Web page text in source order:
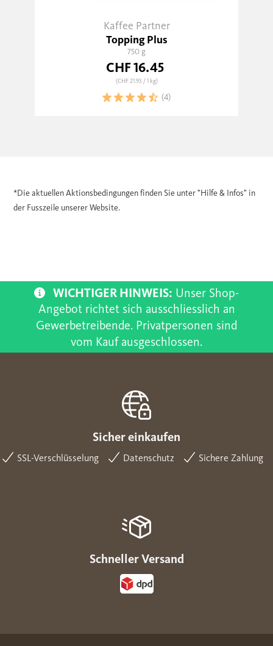
Kaffee Partner
Topping Plus
750 g
CHF 16.45
(CHF 21.93 / 1 kg)
(4)
*Die aktuellen Aktionsbedingungen finden Sie unter "Hilfe & Infos" in
der Fusszeile unserer Website.
WICHTIGER HINWEIS: Unser Shop-
Angebot richtet sich ausschliesslich an
Gewerbetreibende. Privatpersonen sind
vom Kauf ausgeschlossen.
Sicher einkaufen
SSL-Verschlüsselung Datenschutz Sichere Zahlung
Schneller Versand